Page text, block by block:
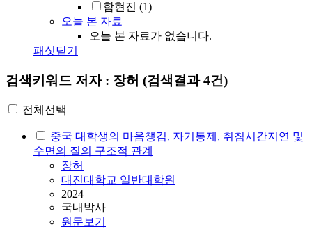
함현진 (1)
오늘 본 자료
오늘 본 자료가 없습니다.
패싯닫기
검색키워드 저자 : 장허 (검색결과 4건)
전체선택
중국 대학생의 마음챙김, 자기통제, 취침시간지연 및
수면의 질의 구조적 관계
장허
대진대학교 일반대학원
2024
국내박사
원문보기